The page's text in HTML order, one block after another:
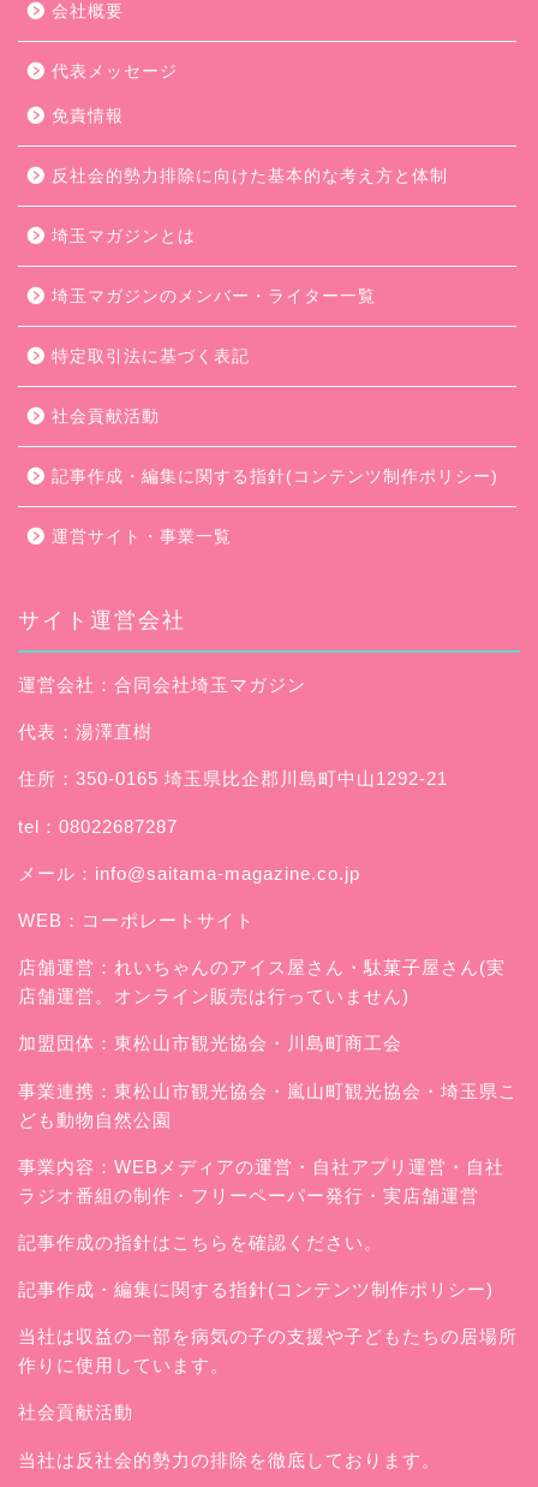
会社概要
代表メッセージ
免責情報
反社会的勢力排除に向けた基本的な考え方と体制
埼玉マガジンとは
埼玉マガジンのメンバー・ライター一覧
特定取引法に基づく表記
社会貢献活動
記事作成・編集に関する指針(コンテンツ制作ポリシー)
運営サイト・事業一覧
サイト運営会社
運営会社：合同会社埼玉マガジン
代表：湯澤直樹
住所：350-0165 埼玉県比企郡川島町中山1292-21
tel：08022687287
メール： info@saitama-magazine.co.jp
WEB： コーポレートサイト
店舗運営： れいちゃんのアイス屋さん ・駄菓子屋さん(実
店舗運営。オンライン販売は行っていません)
加盟団体：東松山市観光協会・川島町商工会
事業連携：東松山市観光協会・嵐山町観光協会・埼玉県こ
ども動物自然公園
事業内容：WEBメディアの運営・自社アプリ運営・自社
ラジオ番組の制作・フリーペーパー発行・実店舗運営
記事作成の指針はこちらを確認ください。
記事作成・編集に関する指針(コンテンツ制作ポリシー)
当社は収益の一部を病気の子の支援や子どもたちの居場所
作りに使用しています。
社会貢献活動
当社は反社会的勢力の排除を徹底しております。